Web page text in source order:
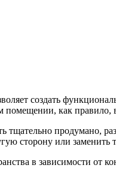
создать
как правило,
продумано,
сторону или
в зависимости